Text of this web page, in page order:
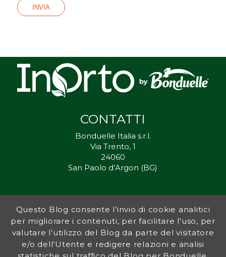
CONTATTI
Bonduelle Italia s.r.l.
Via Trento, 1
24060
San Paolo d’Argon (BG)
Inorto.org è dal 2011 il punto di riferimento per gli ortisti italiani, e
fornisce preziosi consigli sia ai più esperti che a nuovi interessati.
L’obiettivo di Bonduelle è ispirare la transizione verso una dieta a
base vegetale per contribuire al benessere delle persone e del
pianeta. In questo contesto si inserisce InOrto, simbolo dell’amore
Questo Blog consente l’invio di cookie analitici
per migliorare i contenuti, per facilitare l'uso, per
valutare l’utilizzo del Blog da parte del visitatore
e/o dell’Utente e redigere relazioni e analisi